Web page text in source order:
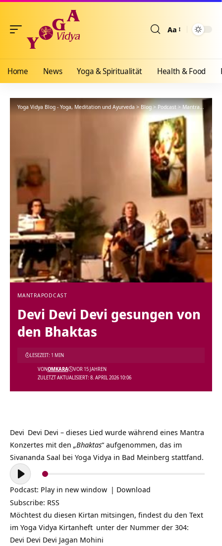
Aa
Home News Yoga & Spiritualität Health & Food
Yoga Vidya Blog - Yoga, Meditation und Ayurveda>Blog>Podcast>Mantra> Devi
MANTRAPODCAST
Devi Devi Devi gesungen von
den Bhaktas
ZULETZT AKTUALISIERT: 8. APRIL 2026 10:06
VONOMKARA VOR 15 JAHREN
LESEZEIT: 1 MIN
Devi Devi Devi – dieses Lied wurde während eines Mantra
Konzertes mit den „Bhaktas“ aufgenommen, das im
Sivananda Saal bei Yoga Vidya in Bad Meinberg stattfand.
Audio-
Player
Podcast: Play in new window | Download
Subscribe: RSS
Möchtest du diesen Kirtan mitsingen, findest du den Text
im Yoga Vidya Kirtanheft unter der Nummer der 304:
Devi Devi Devi Jagan Mohini